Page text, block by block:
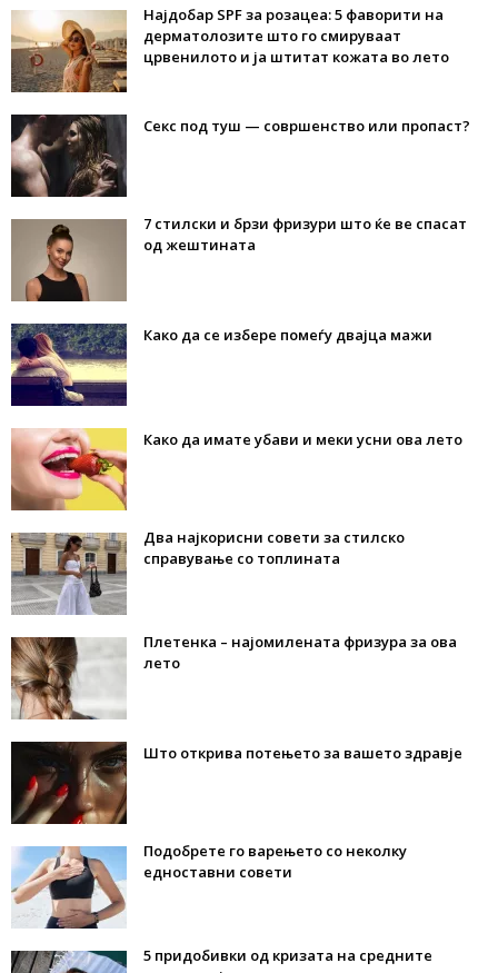
Најдобар SPF за розацеа: 5 фаворити на
дерматолозите што го смируваат
црвенилото и ја штитат кожата во лето
Секс под туш — совршенство или пропаст?
7 стилски и брзи фризури што ќе ве спасат
од жештината
Како да се избере помеѓу двајца мажи
Како да имате убави и меки усни ова лето
Два најкорисни совети за стилско
справување со топлината
Плетенка – најомилената фризура за ова
лето
Што открива потењето за вашето здравје
Подобрете го варењето со неколку
едноставни совети
5 придобивки од кризата на средните